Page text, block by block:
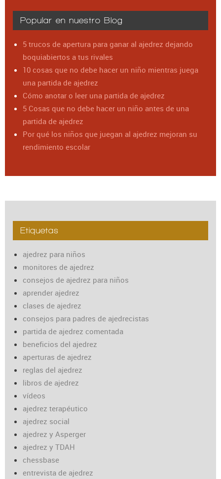
Popular en nuestro Blog
5 trucos de apertura para ganar al ajedrez dejando
boquiabiertos a tus rivales
10 cosas que no debe hacer un niño mientras juega
una partida de ajedrez
Cómo anotar o leer una partida de ajedrez
5 Cosas que no debe hacer un niño antes de una
partida de ajedrez
Por qué los niños que juegan al ajedrez mejoran su
rendimiento escolar
Etiquetas
ajedrez para niños
monitores de ajedrez
consejos de ajedrez para niños
aprender ajedrez
clases de ajedrez
consejos para padres de ajedrecistas
partida de ajedrez comentada
beneficios del ajedrez
aperturas de ajedrez
reglas del ajedrez
libros de ajedrez
vídeos
ajedrez terapéutico
ajedrez social
ajedrez y Asperger
ajedrez y TDAH
chessbase
entrevista de ajedrez